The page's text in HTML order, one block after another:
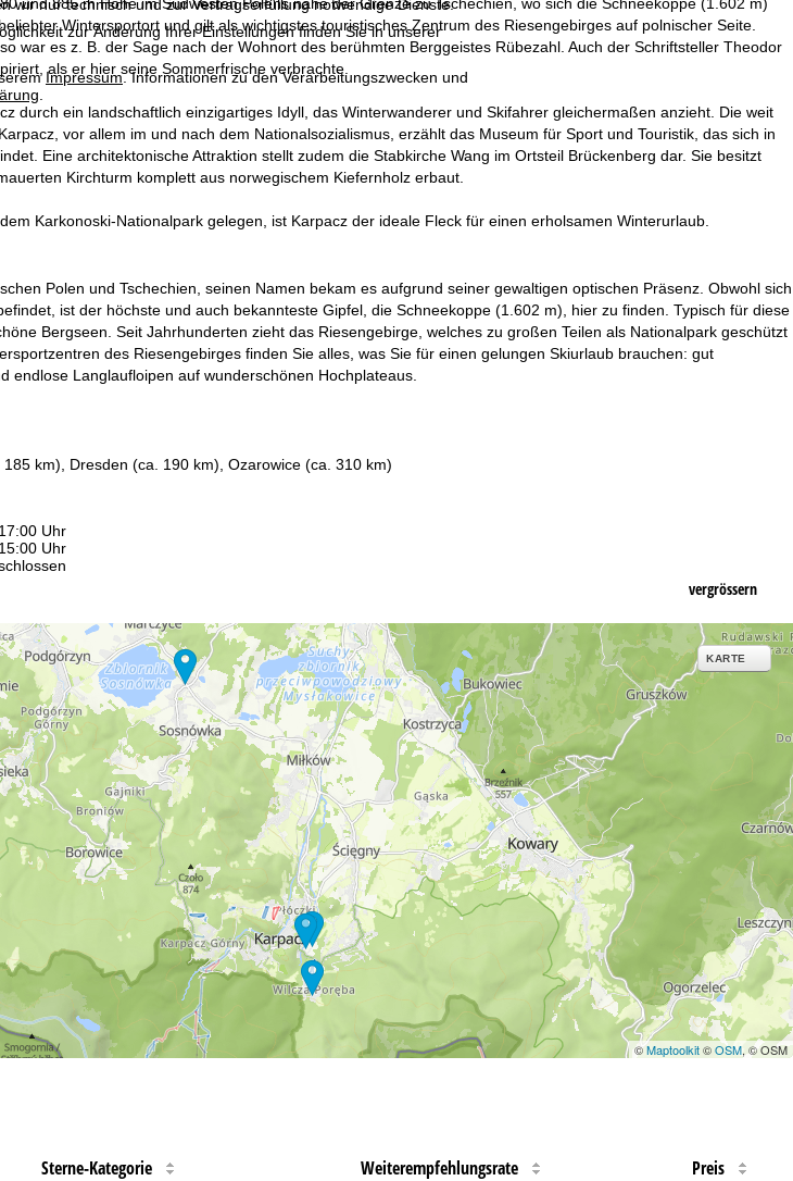
wir nur technisch und zur Vertragserfüllung notwendige Dienste.
zur Änderung Ihrer Einstellungen finden Sie in unserer
Impressum. Informationen zu den Verarbeitungszwecken und
Uhr
Uhr
Beratung
Wintersportort und gilt als wichtigstes touristisches Zentrum des Riesengebirges auf polnischer Seite.
war es z. B. der Sage nach der Wohnort des berühmten Berggeistes Rübezahl. Auch der Schriftsteller Theodor
als er hier seine Sommerfrische verbrachte.
durch ein landschaftlich einzigartiges Idyll, das Winterwanderer und Skifahrer gleichermaßen anzieht. Die weit
vor allem im und nach dem Nationalsozialismus, erzählt das Museum für Sport und Touristik, das sich in
Eine architektonische Attraktion stellt zudem die Stabkirche Wang im Ortsteil Brückenberg dar. Sie besitzt
Kirchturm komplett aus norwegischem Kiefernholz erbaut.
Karkonoski-Nationalpark gelegen, ist Karpacz der ideale Fleck für einen erholsamen Winterurlaub.
Polen und Tschechien, seinen Namen bekam es aufgrund seiner gewaltigen optischen Präsenz. Obwohl sich
ist der höchste und auch bekannteste Gipfel, die Schneekoppe (1.602 m), hier zu finden. Typisch für diese
Bergseen. Seit Jahrhunderten zieht das Riesengebirge, welches zu großen Teilen als Nationalpark geschützt
des Riesengebirges finden Sie alles, was Sie für einen gelungen Skiurlaub brauchen: gut
endlose Langlaufloipen auf wunderschönen Hochplateaus.
km), Dresden (ca. 190 km), Ozarowice (ca. 310 km)
vergrössern
KARTE
©Maptoolkit©OSM, © OSM
Sterne-Kategorie Weiterempfehlungsrate Preis